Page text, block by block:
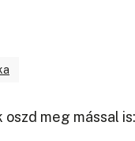
meg mással is: